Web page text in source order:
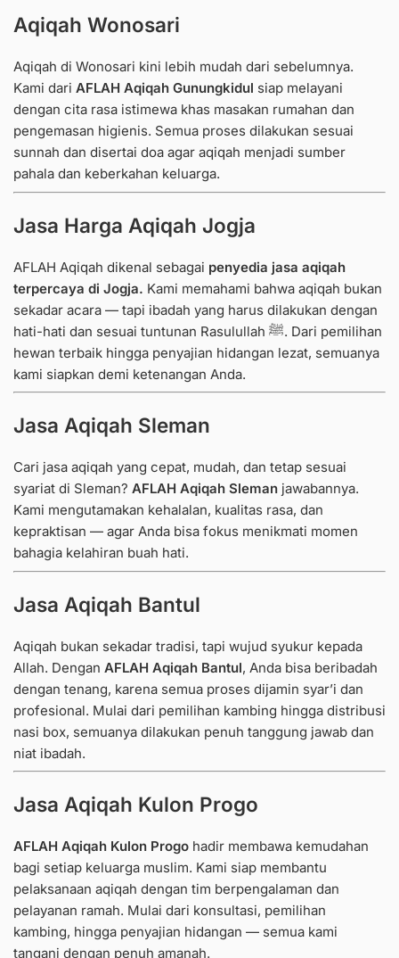
Aqiqah Wonosari
Aqiqah di Wonosari kini lebih mudah dari sebelumnya.
Kami dari AFLAH Aqiqah Gunungkidul siap melayani
dengan cita rasa istimewa khas masakan rumahan dan
pengemasan higienis. Semua proses dilakukan sesuai
sunnah dan disertai doa agar aqiqah menjadi sumber
pahala dan keberkahan keluarga.
Jasa Harga Aqiqah Jogja
AFLAH Aqiqah dikenal sebagai penyedia jasa aqiqah
terpercaya di Jogja. Kami memahami bahwa aqiqah bukan
sekadar acara — tapi ibadah yang harus dilakukan dengan
hati-hati dan sesuai tuntunan Rasulullah ﷺ. Dari pemilihan
hewan terbaik hingga penyajian hidangan lezat, semuanya
kami siapkan demi ketenangan Anda.
Jasa Aqiqah Sleman
Cari jasa aqiqah yang cepat, mudah, dan tetap sesuai
syariat di Sleman? AFLAH Aqiqah Sleman jawabannya.
Kami mengutamakan kehalalan, kualitas rasa, dan
kepraktisan — agar Anda bisa fokus menikmati momen
bahagia kelahiran buah hati.
Jasa Aqiqah Bantul
Aqiqah bukan sekadar tradisi, tapi wujud syukur kepada
Allah. Dengan AFLAH Aqiqah Bantul, Anda bisa beribadah
dengan tenang, karena semua proses dijamin syar’i dan
profesional. Mulai dari pemilihan kambing hingga distribusi
nasi box, semuanya dilakukan penuh tanggung jawab dan
niat ibadah.
Jasa Aqiqah Kulon Progo
AFLAH Aqiqah Kulon Progo hadir membawa kemudahan
bagi setiap keluarga muslim. Kami siap membantu
pelaksanaan aqiqah dengan tim berpengalaman dan
pelayanan ramah. Mulai dari konsultasi, pemilihan
kambing, hingga penyajian hidangan — semua kami
tangani dengan penuh amanah.